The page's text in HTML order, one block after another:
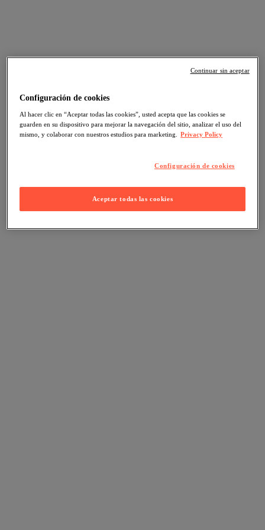
Configuración de cookies
Al hacer clic en “Aceptar todas las cookies”, usted acepta que las cookies se
guarden en su dispositivo para mejorar la navegación del sitio, analizar el uso del
mismo, y colaborar con nuestros estudios para marketing. Privacy Policy
Configuración de cookies
Aceptar todas las cookies
Continuar sin aceptar